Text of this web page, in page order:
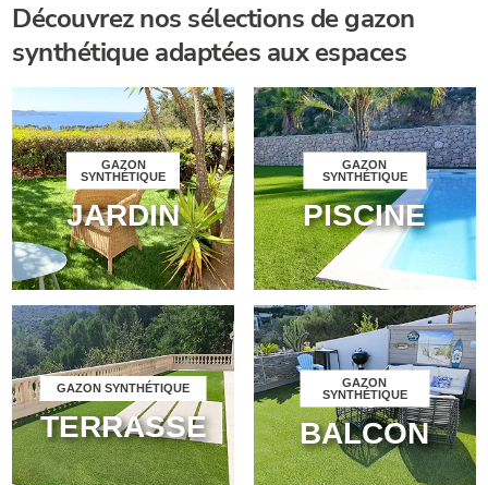
Découvrez nos sélections de gazon
synthétique adaptées aux espaces
GAZON
SYNTHÉTIQUE
JARDIN
GAZON
SYNTHÉTIQUE
PISCINE
GAZON SYNTHÉTIQUE
TERRASSE
GAZON
SYNTHÉTIQUE
BALCON